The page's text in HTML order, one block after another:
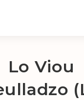
Lo Viou